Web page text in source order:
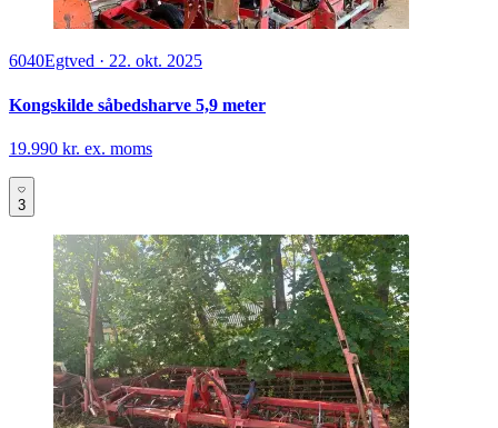
6040Egtved · 22. okt. 2025
Kongskilde såbedsharve 5,9 meter
19.990 kr. ex. moms
3